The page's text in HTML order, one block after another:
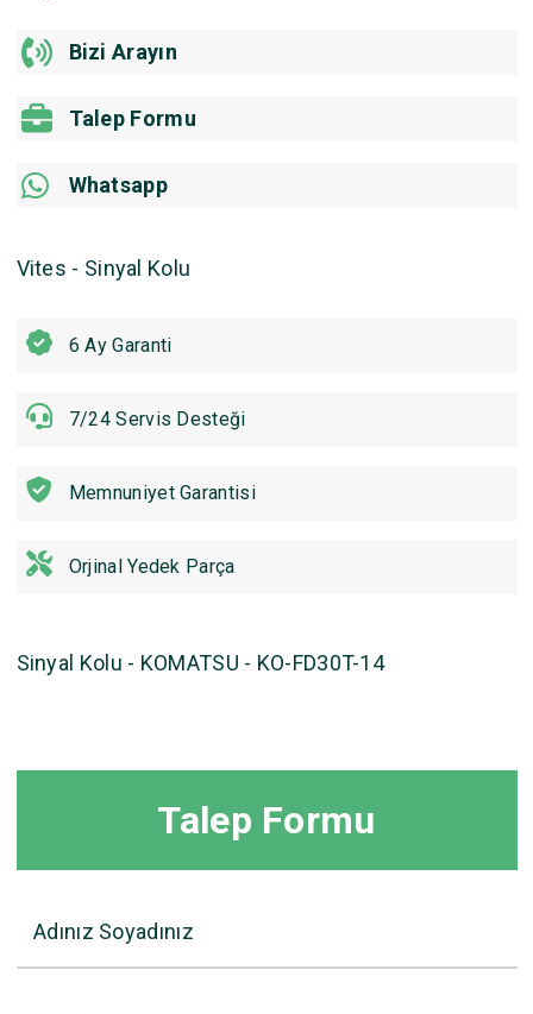
Bizi Arayın
Talep Formu
Whatsapp
Vites - Sinyal Kolu
6 Ay Garanti
7/24 Servis Desteği
Memnuniyet Garantisi
Orjinal Yedek Parça
Sinyal Kolu - KOMATSU - KO-FD30T-14
Talep Formu
Adınız Soyadınız